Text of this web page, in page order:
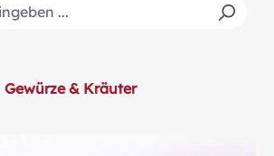
Gewürze & Kräuter